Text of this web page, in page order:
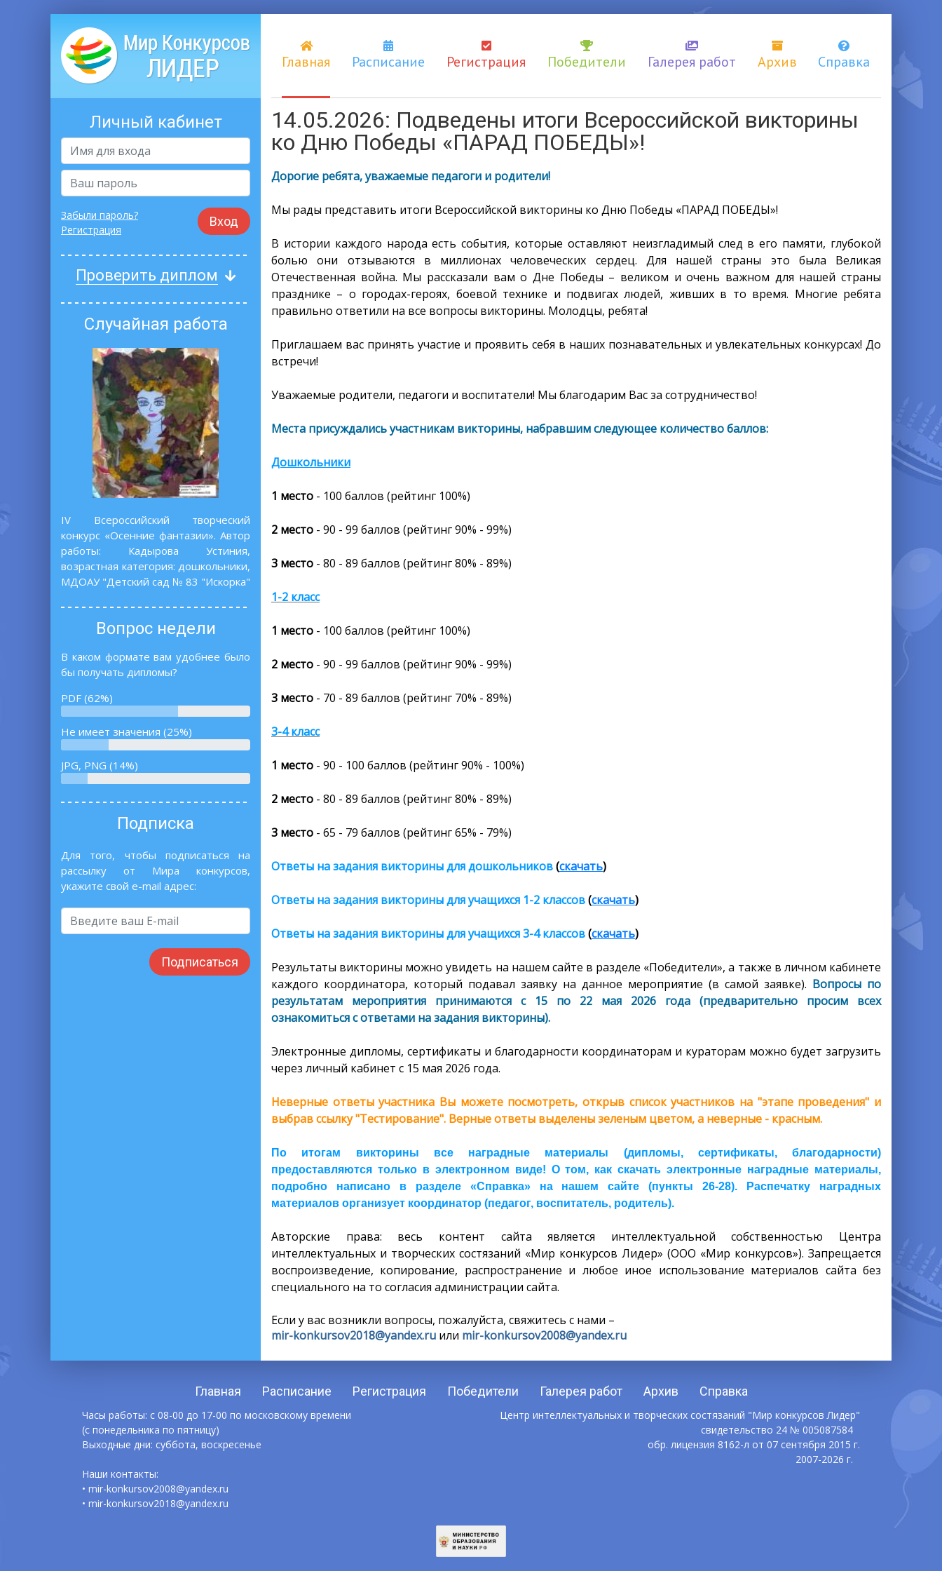
Главная Расписание Регистрация Победители Галерея работ Архив Справка
Личный кабинет
Вход
Забыли пароль?
Регистрация
Проверить диплом
Случайная работа
IV Всероссийский творческий
конкурс «Осенние фантазии». Автор
работы: Кадырова Устиния,
возрастная категория: дошкольники,
МДОАУ "Детский сад № 83 "Искорка"
Вопрос недели
В каком формате вам удобнее было
бы получать дипломы?
PDF (62%)
Не имеет значения (25%)
JPG, PNG (14%)
Подписка
Для того, чтобы подписаться на
рассылку от Мира конкурсов,
укажите свой e-mail адрес:
Подписаться
14.05.2026: Подведены итоги Всероссийской викторины
ко Дню Победы «ПАРАД ПОБЕДЫ»!
Дорогие ребята, уважаемые педагоги и родители!
Мы рады представить итоги Всероссийской викторины ко Дню Победы «ПАРАД ПОБЕДЫ»!
В истории каждого народа есть события, которые оставляют неизгладимый след в его памяти, глубокой
болью они отзываются в миллионах человеческих сердец. Для нашей страны это была Великая
Отечественная война. Мы рассказали вам о Дне Победы – великом и очень важном для нашей страны
празднике – о городах-героях, боевой технике и подвигах людей, живших в то время. Многие ребята
правильно ответили на все вопросы викторины. Молодцы, ребята!
Приглашаем вас принять участие и проявить себя в наших познавательных и увлекательных конкурсах! До
встречи!
Уважаемые родители, педагоги и воспитатели! Мы благодарим Вас за сотрудничество!
Места присуждались участникам викторины, набравшим следующее количество баллов:
Дошкольники
1 место - 100 баллов (рейтинг 100%)
2 место - 90 - 99 баллов (рейтинг 90% - 99%)
3 место - 80 - 89 баллов (рейтинг 80% - 89%)
1-2 класс
1 место - 100 баллов (рейтинг 100%)
2 место - 90 - 99 баллов (рейтинг 90% - 99%)
3 место - 70 - 89 баллов (рейтинг 70% - 89%)
3-4 класс
1 место - 90 - 100 баллов (рейтинг 90% - 100%)
2 место - 80 - 89 баллов (рейтинг 80% - 89%)
3 место - 65 - 79 баллов (рейтинг 65% - 79%)
Ответы на задания викториныдля дошкольников(скачать)
Ответы на задания викториныдля учащихся 1-2 классов(скачать)
Ответы на задания викториныдля учащихся 3-4 классов(скачать)
Результаты викторины можно увидеть на нашем сайте в разделе «Победители», а также в личном кабинете
каждого координатора, который подавал заявку на данное мероприятие (в самой заявке). Вопросы по
результатам мероприятия принимаются с 15 по 22 мая 2026 года (предварительно просим всех
ознакомиться с ответами на задания викторины).
Электронные дипломы, сертификаты и благодарности координаторам и кураторам можно будет загрузить
через личный кабинет с 15 мая 2026 года.
Неверные ответы участника Вы можете посмотреть, открыв список участников на "этапе проведения" и
выбрав ссылку "Тестирование". Верные ответы выделены зеленым цветом, а неверные - красным.
По итогам викторины все наградные материалы (дипломы, сертификаты, благодарности)
предоставляются только в электронном виде! О том, как скачать электронные наградные материалы,
подробно написано в разделе «Справка» на нашем сайте (пункты 26-28). Распечатку наградных
материалов организует координатор (педагог, воспитатель, родитель).
Авторские права: весь контент сайта является интеллектуальной собственностью Центра
интеллектуальных и творческих состязаний «Мир конкурсов Лидер» (ООО «Мир конкурсов»). Запрещается
воспроизведение, копирование, распространение и любое иное использование материалов сайта без
специального на то согласия администрации сайта.
Если у вас возникли вопросы, пожалуйста, свяжитесь с нами –
mir-konkursov2018@yandex.ru или mir-konkursov2008@yandex.ru
Главная Расписание Регистрация Победители Галерея работ Архив Справка
Часы работы: с 08-00 до 17-00 по московскому времени
(с понедельника по пятницу)
Выходные дни: суббота, воскресенье
Наши контакты:
• mir-konkursov2008@yandex.ru
• mir-konkursov2018@yandex.ru
Центр интеллектуальных и творческих состязаний "Мир конкурсов Лидер"
свидетельство 24 № 005087584
обр. лицензия 8162-л от 07 сентября 2015 г.
2007-2026 г.